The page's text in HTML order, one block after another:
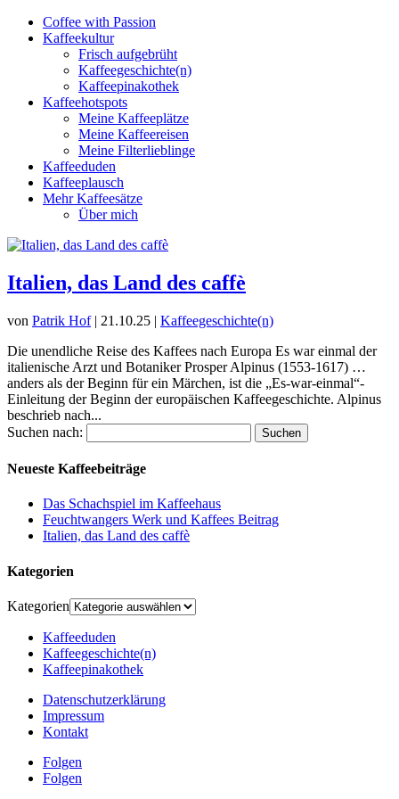
Coffee with Passion
Kaffeekultur
Frisch aufgebrüht
Kaffeegeschichte(n)
Kaffeepinakothek
Kaffeehotspots
Meine Kaffeeplätze
Meine Kaffeereisen
Meine Filterlieblinge
Kaffeeduden
Kaffeeplausch
Mehr Kaffeesätze
Über mich
Italien, das Land des caffè
von Patrik Hof| 21.10.25 | Kaffeegeschichte(n)
Die unendliche Reise des Kaffees nach Europa Es war einmal der
italienische Arzt und Botaniker Prosper Alpinus (1553-1617) …
anders als der Beginn für ein Märchen, ist die „Es-war-einmal“-
Einleitung der Beginn der europäischen Kaffeegeschichte. Alpinus
beschrieb nach...
Suchen nach:
Neueste Kaffeebeiträge
Das Schachspiel im Kaffeehaus
Feuchtwangers Werk und Kaffees Beitrag
Italien, das Land des caffè
Kategorien
Kategorien
Kaffeeduden
Kaffeegeschichte(n)
Kaffeepinakothek
Datenschutzerklärung
Impressum
Kontakt
Folgen
Folgen